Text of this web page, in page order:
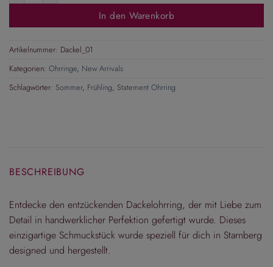
In den Warenkorb
Artikelnummer: Dackel_01
Kategorien: Ohrringe, New Arrivals
Schlagwörter: Sommer, Frühling, Statement Ohrring
BESCHREIBUNG
Entdecke den entzückenden Dackelohrring, der mit Liebe zum
Detail in handwerklicher Perfektion gefertigt wurde. Dieses
einzigartige Schmuckstück wurde speziell für dich in Starnberg
designed und hergestellt.